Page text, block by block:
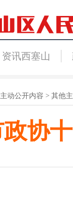
资讯西塞山
动公开内容 > 其他
协